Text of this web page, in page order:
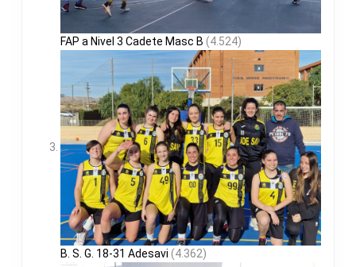
FAP a Nivel 3 Cadete Masc B (4.524)
B. S. G. 18-31 Adesavi (4.362)